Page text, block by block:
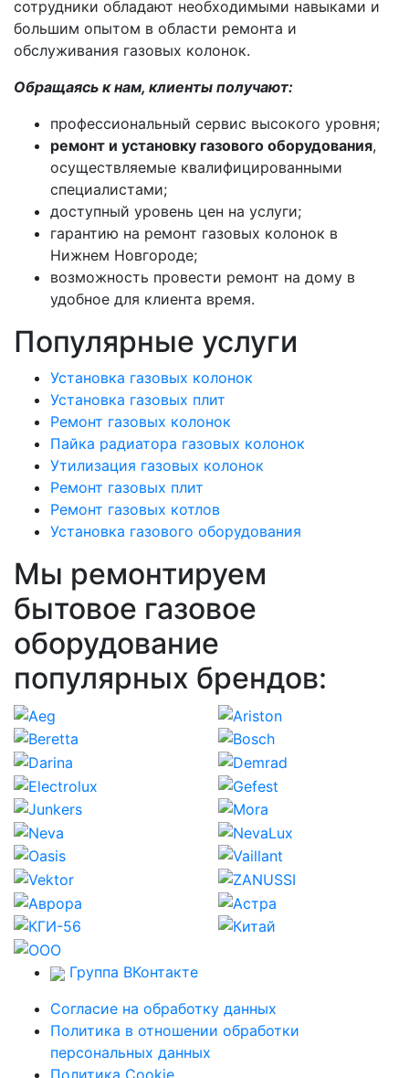
сотрудники обладают необходимыми навыками и
большим опытом в области ремонта и
обслуживания газовых колонок.
Обращаясь к нам, клиенты получают:
профессиональный сервис высокого уровня;
ремонт и установку газового оборудования,
осуществляемые квалифицированными
специалистами;
доступный уровень цен на услуги;
гарантию на ремонт газовых колонок в
Нижнем Новгороде;
возможность провести ремонт на дому в
удобное для клиента время.
Популярные услуги
Установка газовых колонок
Установка газовых плит
Ремонт газовых колонок
Пайка радиатора газовых колонок
Утилизация газовых колонок
Ремонт газовых плит
Ремонт газовых котлов
Установка газового оборудования
Мы ремонтируем
бытовое газовое
оборудование
популярных брендов:
Группа ВКонтакте
Согласие на обработку данных
Политика в отношении обработки
персональных данных